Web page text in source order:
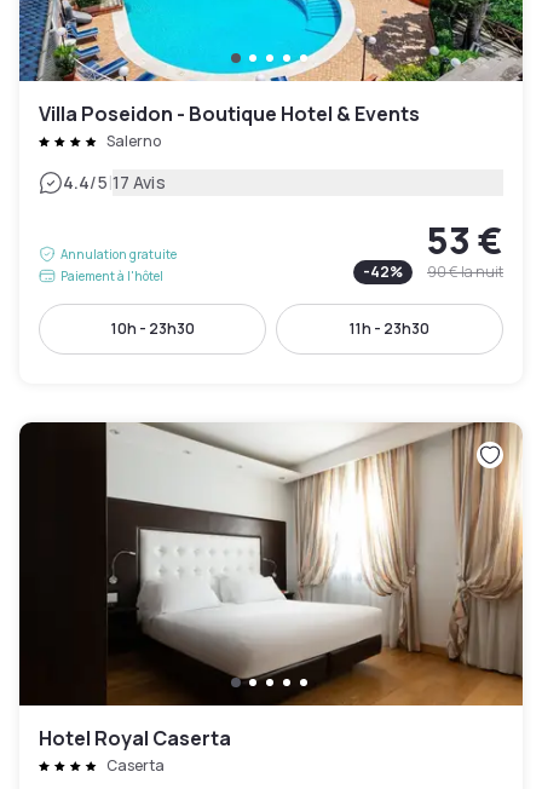
Villa Poseidon - Boutique Hotel & Events
Salerno
4.4/5|17 Avis
Annulation gratuite
Paiement à l'hôtel
53 €
-42% 90 €la nuit
10h - 23h30 11h - 23h30
Hotel Royal Caserta
Caserta